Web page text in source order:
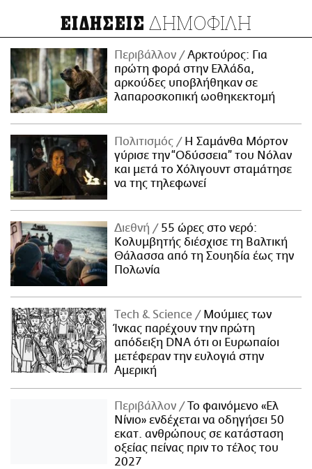
ΕΙΔΗΣΕΙΣ ΔΗΜΟΦΙΛΗ
Περιβάλλον
Αρκτούρος: Για
πρώτη φορά στην Ελλάδα,
αρκούδες υποβλήθηκαν σε
λαπαροσκοπική ωοθηκεκτομή
Πολιτισμός
Η Σαμάνθα Μόρτον
γύρισε την “Οδύσσεια” του Νόλαν
και μετά το Χόλιγουντ σταμάτησε
να της τηλεφωνεί
Διεθνή
55 ώρες στο νερό:
Κολυμβητής διέσχισε τη Βαλτική
Θάλασσα από τη Σουηδία έως την
Πολωνία
Τech & Science
Μούμιες των
Ίνκας παρέχουν την πρώτη
απόδειξη DNA ότι οι Ευρωπαίοι
μετέφεραν την ευλογιά στην
Αμερική
Περιβάλλον
Το φαινόμενο «Ελ
Νίνιο» ενδέχεται να οδηγήσει 50
εκατ. ανθρώπους σε κατάσταση
οξείας πείνας πριν το τέλος του
2027